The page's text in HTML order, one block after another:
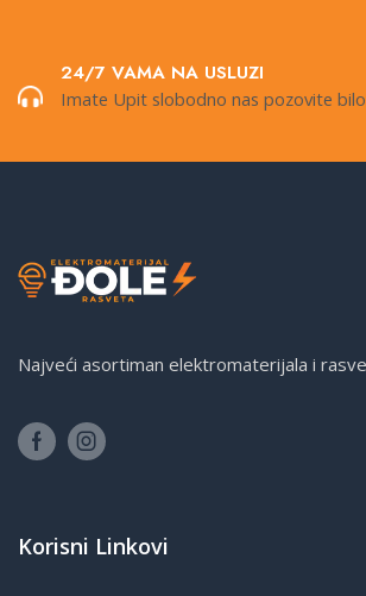
24/7 VAMA NA USLUZI
Imate Upit slobodno nas pozovite
Najveći asortiman elektromaterijala i
Korisni Linkovi